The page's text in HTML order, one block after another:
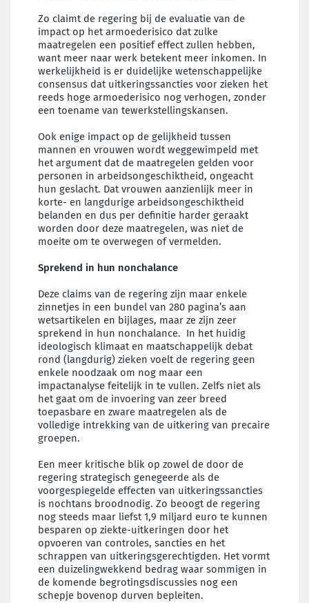
Zo claimt de regering bij de evaluatie van de
impact op het armoederisico dat zulke
maatregelen een positief effect zullen hebben,
want meer naar werk betekent meer inkomen. In
werkelijkheid is er duidelijke wetenschappelijke
consensus dat uitkeringssancties voor zieken het
reeds hoge armoederisico nog verhogen, zonder
een toename van tewerkstellingskansen.
Ook enige impact op de gelijkheid tussen
mannen en vrouwen wordt weggewimpeld met
het argument dat de maatregelen gelden voor
personen in arbeidsongeschiktheid, ongeacht
hun geslacht. Dat vrouwen aanzienlijk meer in
korte- en langdurige arbeidsongeschiktheid
belanden en dus per definitie harder geraakt
worden door deze maatregelen, was niet de
moeite om te overwegen of vermelden.
Sprekend in hun nonchalance
Deze claims van de regering zijn maar enkele
zinnetjes in een bundel van 280 pagina’s aan
wetsartikelen en bijlages, maar ze zijn zeer
sprekend in hun nonchalance. In het huidig
ideologisch klimaat en maatschappelijk debat
rond (langdurig) zieken voelt de regering geen
enkele noodzaak om nog maar een
impactanalyse feitelijk in te vullen. Zelfs niet als
het gaat om de invoering van zeer breed
toepasbare en zware maatregelen als de
volledige intrekking van de uitkering van precaire
groepen.
Een meer kritische blik op zowel de door de
regering strategisch genegeerde als de
voorgespiegelde effecten van uitkeringssancties
is nochtans broodnodig. Zo beoogt de regering
nog steeds maar liefst 1,9 miljard euro te kunnen
besparen op ziekte-uitkeringen door het
opvoeren van controles, sancties en het
schrappen van uitkeringsgerechtigden. Het vormt
een duizelingwekkend bedrag waar sommigen in
de komende begrotingsdiscussies nog een
schepje bovenop durven bepleiten.